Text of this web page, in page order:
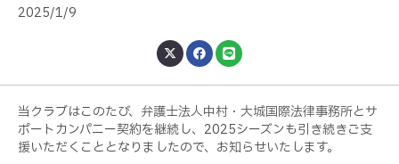
2025/1/9
当クラブはこのたび、弁護士法人中村・大城国際法律事務所とサ
ポートカンパニー契約を継続し、2025シーズンも引き続きご支
援いただくこととなりましたので、お知らせいたします。